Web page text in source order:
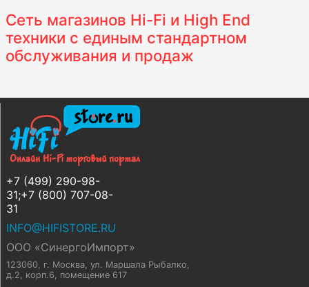
Сеть магазинов Hi-Fi и High End
техники с единым стандартном
обслуживания и продаж
+7 (499) 290-98-
31;+7 (800) 707-08-
31
INFO@HIFISTORE.RU
ООО «СинергоИмпорт»
123060, г. Москва, ул. Маршала Рыбалко,
д.2, корп.6, помещение 617